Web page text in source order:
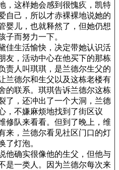
，这样她会感到很愧疚，凯特
自己，所以才赤裸裸地说她的
婴儿，也就释然了，但她仍想
子而努力一下。
佳生活愉快，决定带她认识活
友，活动中心在他买下的那栋
责人叫琪琪，是兰德尔生父的
兰德尔和生父以及这栋老楼有
的联系。琪琪告诉兰德尔这栋
了，还冲出了一个大洞，兰德
，不嫌麻烦地找到了街区议
修队来看看。但到了晚上，维
来，兰德尔看见社区门口的灯
了灯泡。
他确实很像他的生父，但他与
是一类人。因为兰德尔每次来